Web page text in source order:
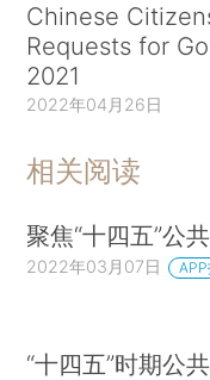
Chinese
Requests for
2021
2022年04月26日
相关阅读
聚焦“十四五”公
2022年03月07日
“十四五”时期公